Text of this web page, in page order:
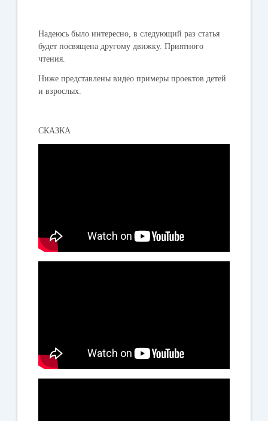
Надеюсь было интересно, в следующий раз статья
будет посвящена другому движку. Приятного
чтения.
Ниже представлены видео примеры проектов детей
и взрослых.
СКАЗКА